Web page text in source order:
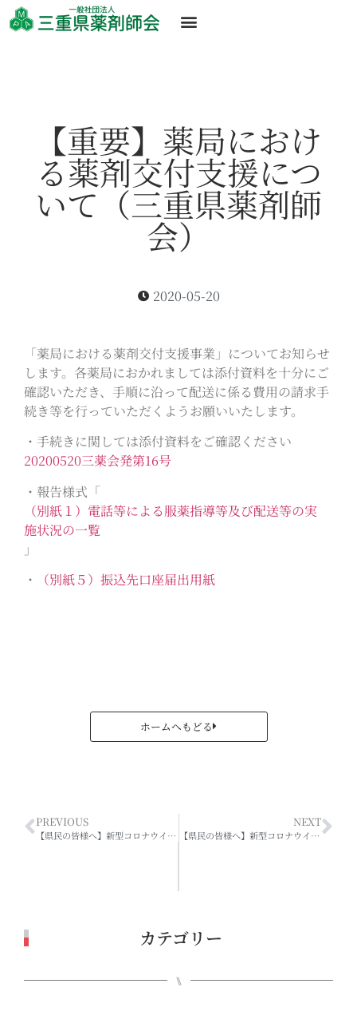
【重要】薬局におけ
る薬剤交付支援につ
いて（三重県薬剤師
会）
2020-05-20
「薬局における薬剤交付支援事業」についてお知らせ
します。各薬局におかれましては添付資料を十分にご
確認いただき、手順に沿って配送に係る費用の請求手
続き等を行っていただくようお願いいたします。
・手続きに関しては添付資料をご確認ください
20200520三薬会発第16号
・報告様式「
（別紙１）電話等による服薬指導等及び配送等の実
施状況の一覧
」
・
（別紙５）振込先口座届出用紙
ホームへもどる
PREVIOUS
【県民の皆様へ】新型コロナウイルス感染症拡大防止に向けた「三重県指針」（令和2年5月15日）
NEXT
【県民の皆様へ】新型コロナウイルス感染症拡大防止に向けた『三重県指針』ver.2
カテゴリー
⑊